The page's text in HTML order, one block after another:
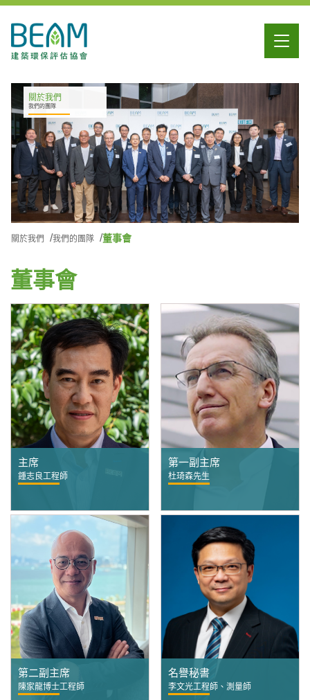
關於我們
我們的團隊
關於我們 我們的團隊 董事會
董事會
主席
鍾志良工程師
第一副主席
杜琦森先生
第二副主席
陳家龍博士工程師
名譽秘書
李文光工程師、測量師